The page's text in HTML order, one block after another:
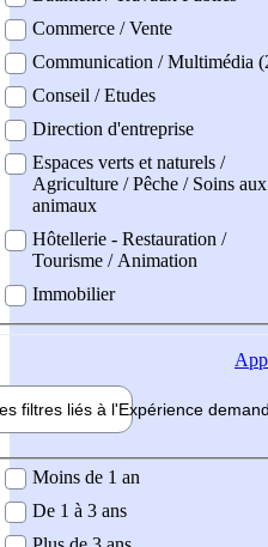
Commerce / Vente
Communication / Multimédia
Conseil / Etudes
Direction d'entreprise
Espaces verts et naturels /
Agriculture / Pêche / Soins aux
animaux
Hôtellerie - Restauration /
Tourisme / Animation
Immobilier
filtres liés à l'Expérience
demandée
Moins de 1 an
De 1 à 3 ans